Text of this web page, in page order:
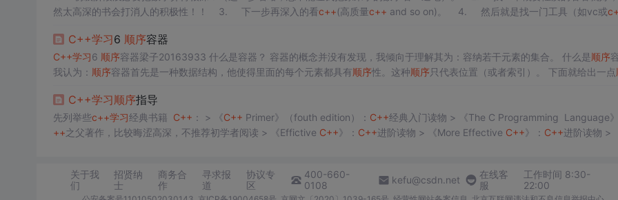
然太高深的书会打消人的积极性！！ 3. 下一步再深入的看c++(高质量c++ and so on)。 4. 然后就是找一门工具（如vc或
C++学习6 顺序容器
C++学习6 顺序 容器梁子20163933 什么是容器？ 容器的概念并没有发现，我倾向于理解其为：容纳若干元素的集合。 什么是顺序
我认为： 顺序容器首先是一种数据结构，他使得里面的每个元素都具有顺序性。这种顺序 只代表位置（或者索引）。 下面就给出一点
C++学习顺序指导
先列举些c++学习经典书籍 C++ ： > 《C++ Primer》（fouth edition）： C++经典入门读物 > 《The C Programming Language》
++之父著作，比较晦涩高深，不推荐初学者阅读 > 《Effictive C++》： C++进阶读物 > 《More Effective C++》： C++进阶读物 >
关于我
们
招贤纳
士
商务合
作
寻求报
道
协议专
区
400-660-
0108
kefu@csdn.net
在线客
服
工作时间 8:30-
22:00